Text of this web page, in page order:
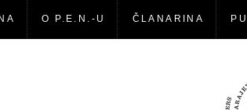
O P.E.N.-U ČLANARINA